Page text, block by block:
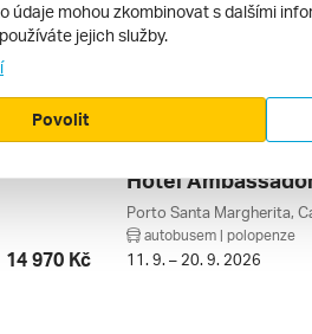
14 970 Kč
Hotel
autobusem | polopenze
11. 9. – 20. 9. 2026
údaje mohou zkombinovat s dalšími
jejich služby.
Povolit